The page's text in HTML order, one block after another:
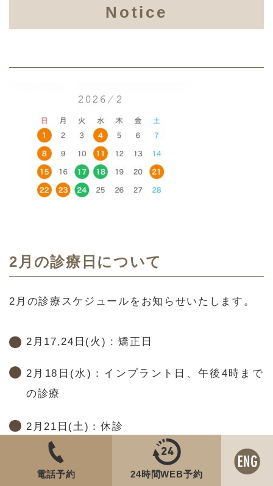
Notice
2月の診療日について
2月の診療スケジュールをお知らせいたします。
2月17,24日(火) : 矯正日
2月18日(水)：インプラント日、午後4時まで
の診療
2月21日(土)：休診
この期間は通常とは異なるスケジュールとなりま
電話予約 24時間WEB予約